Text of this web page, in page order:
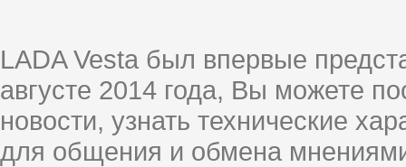
LADA Vesta был впервые
августе 2014 года, Вы можете
новости, узнать технические
для общения и обмена